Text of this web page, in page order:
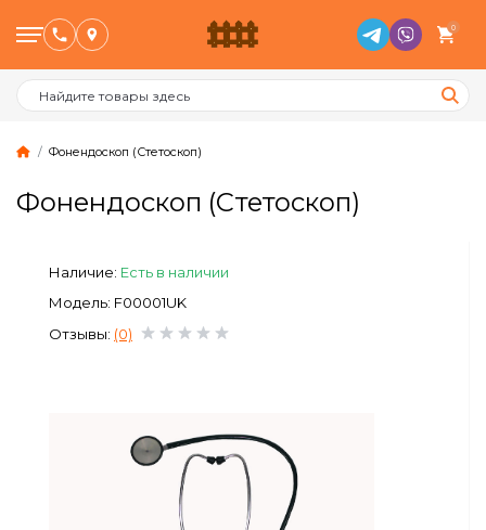
0
Птицеводство
Животноводство
Пчеловодство
Отопительное оборудование
Фонендоскоп (Стетоскоп)
Фонендоскоп (Стетоскоп)
Наличие: Есть в наличии
Модель: F00001UK
Отзывы: (0)